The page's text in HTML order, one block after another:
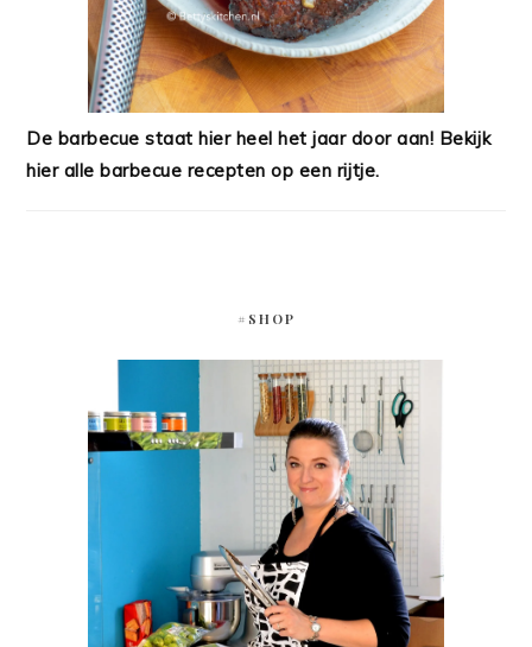
De barbecue staat hier heel het jaar door aan! Bekijk
hier alle barbecue recepten op een rijtje.
#SHOP